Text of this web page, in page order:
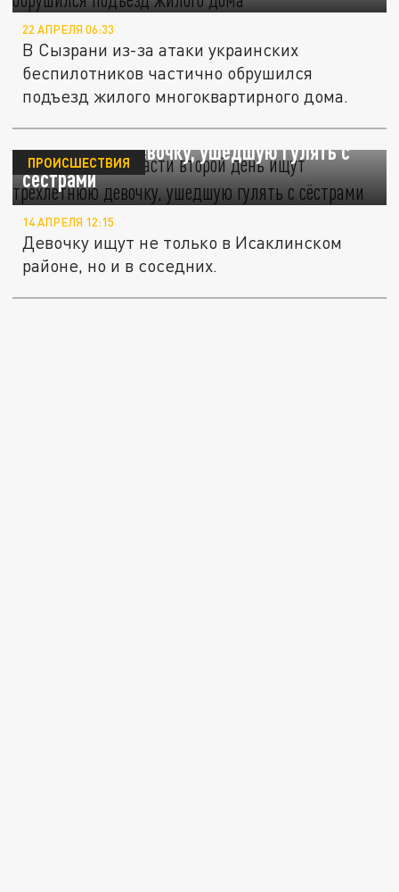
22 АПРЕЛЯ 06:33
В Сызрани из-за атаки украинских
беспилотников частично обрушился
подъезд жилого многоквартирного дома.
В Самарской области второй день ищут
трёхлетнюю девочку, ушедшую гулять с
сёстрами
ПРОИСШЕСТВИЯ
14 АПРЕЛЯ 12:15
Девочку ищут не только в Исаклинском
районе, но и в соседних.